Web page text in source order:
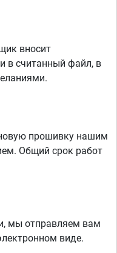
вносит
в считанный файл, в
прошивку нашим
Общий срок работ
мы отправляем вам
виде.